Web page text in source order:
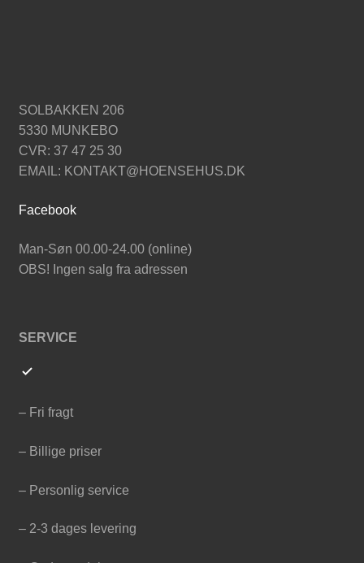
SOLBAKKEN 206
5330 MUNKEBO
CVR: 37 47 25 30
EMAIL: KONTAKT@HOENSEHUS.DK
Facebook
Man-Søn 00.00-24.00 (online)
OBS! Ingen salg fra adressen
SERVICE
– Fri fragt
– Billige priser
– Personlig service
– 2-3 dages levering